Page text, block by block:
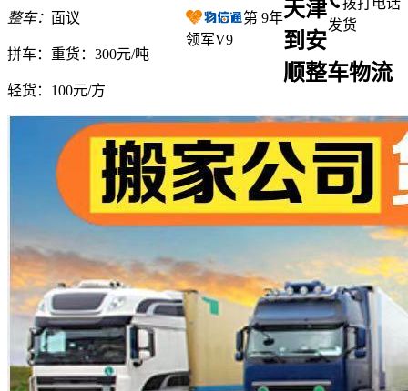
整车： 面议
拼车： 重货：300元/吨
轻货： 100元/方
第 9年
领军V9
发货
天津
到安
顺整车物流